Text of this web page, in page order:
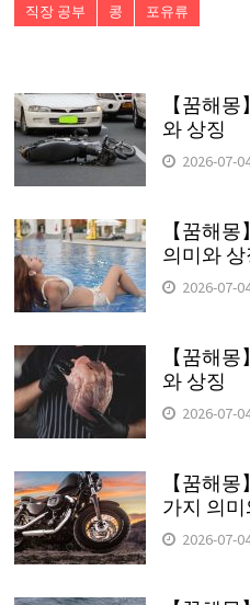
직장 공부
콩 포유류
【꿈해
와 상징
2026-07-
【꿈해
의미와 상
2026-07-
【꿈해
와 상징
2026-07-
【꿈해
가지 의미
2026-07-